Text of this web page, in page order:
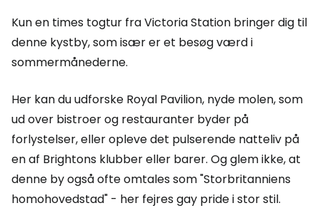
Kun en times togtur fra Victoria Station bringer dig til
denne kystby, som især er et besøg værd i
sommermånederne.
Her kan du udforske Royal Pavilion, nyde molen, som
ud over bistroer og restauranter byder på
forlystelser, eller opleve det pulserende natteliv på
en af Brightons klubber eller barer. Og glem ikke, at
denne by også ofte omtales som "Storbritanniens
homohovedstad" - her fejres gay pride i stor stil.